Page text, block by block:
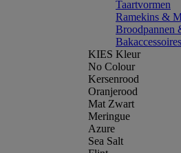
Taartvormen
Ramekins &
Broodpannen
Bakaccessoires
KIES Kleur
No Colour
Kersenrood
Oranjerood
Mat Zwart
Meringue
Azure
Sea Salt